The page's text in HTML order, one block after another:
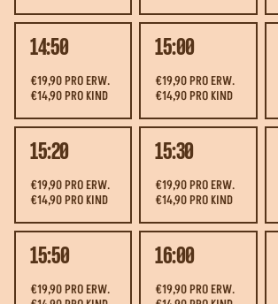
14:50
€19,90 PRO ERW.
€14,90 PRO KIND
15:00
€19,90 PRO ERW.
€14,90 PRO KIND
15:20
€19,90 PRO ERW.
€14,90 PRO KIND
15:30
€19,90 PRO ERW.
€14,90 PRO KIND
15:50
€19,90 PRO ERW.
16:00
€19,90 PRO ERW.